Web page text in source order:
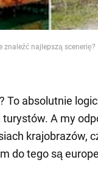
znaleźć najlepszą scenerię?
To absolutnie
A my
krajobrazów,
do tego są